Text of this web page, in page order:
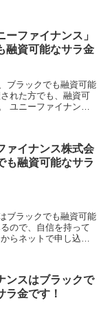
ファイナンス」
融資可能なサラ金
ブラックでも融資可能
れた方でも、融資可
ユニーファイナンス
ァイナンス株式会
も融資可能なサラ
ブラックでも融資可能
ので、自信を持って
らネットで申し込み
ンスはブラックで
ラ金です！